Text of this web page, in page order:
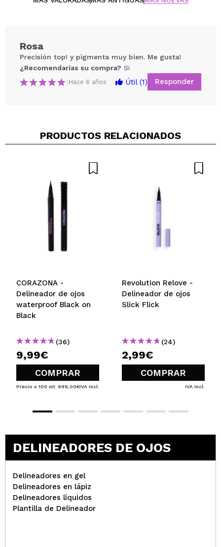
Compartir un vídeo o una foto
¿Recomendarías su compra?
Rosa
Precisión top! y pigmenta muy bien. Me gusta!
¿Recomendarías su compra? Si
| Hace 6 años Útil (1) Responder
PRODUCTOS RELACIONADOS
CORAZONA -
Delineador de ojos
waterproof Black on
Black
(36)
9,99€
COMPRAR
Precio x 100 ml: 999,00€IVA Incl.
Revolution Relove -
Delineador de ojos
Slick Flick
(24)
2,99€
COMPRAR
IVA Incl.
DELINEADORES DE OJOS
Delineadores en gel
Delineadores en lápiz
Delineadores líquidos
Plantilla de Delineador